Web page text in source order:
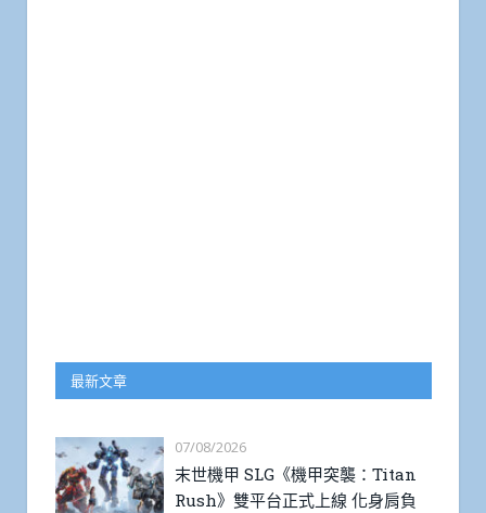
最新文章
07/08/2026
末世機甲 SLG《機甲突襲：Titan
Rush》雙平台正式上線 化身肩負